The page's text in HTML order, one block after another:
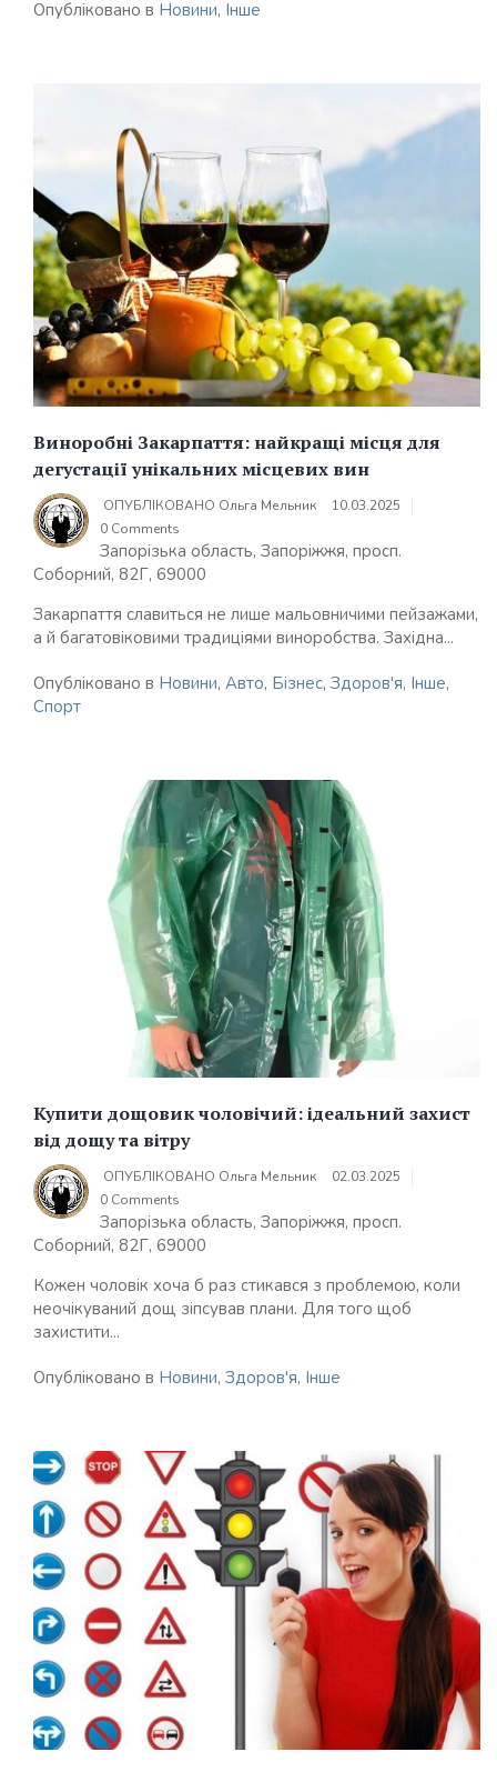
Опубліковано в Новини, Інше
Виноробні Закарпаття: найкращі місця для
дегустації унікальних місцевих вин
ОПУБЛІКОВАНО Ольга Мельник
10.03.2025
0 Comments
Запорізька область, Запоріжжя, просп.
Соборний, 82Г, 69000
Закарпаття славиться не лише мальовничими пейзажами,
а й багатовіковими традиціями виноробства. Західна...
Опубліковано в Новини, Авто, Бізнес, Здоров'я, Інше,
Спорт
Купити дощовик чоловічий: ідеальний захист
від дощу та вітру
ОПУБЛІКОВАНО Ольга Мельник
02.03.2025
0 Comments
Запорізька область, Запоріжжя, просп.
Соборний, 82Г, 69000
Кожен чоловік хоча б раз стикався з проблемою, коли
неочікуваний дощ зіпсував плани. Для того щоб
захистити...
Опубліковано в Новини, Здоров'я, Інше